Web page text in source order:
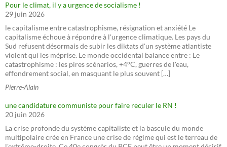
Pour le climat, il y a urgence de socialisme !
29 juin 2026
le capitalisme entre catastrophisme, résignation et anxiété Le
capitalisme échoue à répondre à l'urgence climatique. Les pays du
Sud refusent désormais de subir les diktats d'un système atlantiste
violent qui les méprise. Le monde occidental balance entre : Le
catastrophisme : les pires scénarios, +4°C, guerres de l'eau,
effondrement social, en masquant le plus souvent […]
Pierre-Alain
une candidature communiste pour faire reculer le RN !
20 juin 2026
La crise profonde du système capitaliste et la bascule du monde
multipolaire crée en France une crise de régime qui est le terreau de